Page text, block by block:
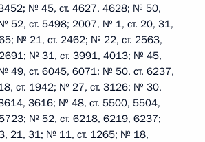
№ 45, ст. 4627, 4628; № 50,
52, ст. 5498; 2007, № 1, ст. 20, 31,
№ 21, ст. 2462; № 22, ст. 2563,
№ 31, ст. 3991, 4013; № 45,
49, ст. 6045, 6071; № 50, ст. 6237,
ст. 1942; № 27, ст. 3126; № 30,
3616; № 48, ст. 5500, 5504,
№ 52, ст. 6218, 6219, 6237;
21, 31; № 11, ст. 1265; № 18,